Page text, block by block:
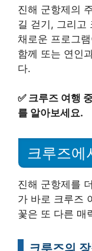
진해 군항제의
길 걷기, 그리고
채로운 프로그
함께 또는 연인
다.
✅ 크루즈 여행
를 알아보세요.
크루즈에
진해 군항제를
가 바로 크루즈
꽃은 또 다른 매
크루즈의